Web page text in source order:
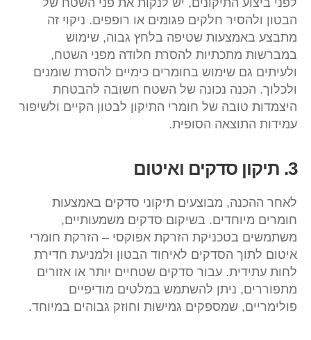
לפני ביצוע התיקונים, יש לנקות את פני השטח של
הבטון ולהסיר חלקים פגומים או רופפים. ניקוי זה
מתבצע באמצעות שטיפה בלחץ גבוה, שימוש
במברשות מתכתיות להסרת חלודה מפני השטח,
ולעיתים גם שימוש בחומרים כימיים להסרת שומנים
ולכלוך. הכנה נכונה של השטח חשובה להבטחת
היצמדות טובה של חומרי התיקון לבטון הקיים ולשיפור
עמידות התוצאה הסופית.
3. תיקון סדקים ואיטום
לאחר ההכנה, מבוצעים תיקוני סדקים באמצעות
חומרים מיוחדים. בשיקום סדקים משמעותיים,
משתמשים בטכניקת הזרקת אפוקסי – הזרקת חומרי
איטום לתוך הסדקים לאיחוד הבטון ולמניעת חדירת
לחות עתידית. עבור סדקים שטחיים יותר או אזורים
מתפוררים, ניתן להשתמש במלטים מודיפיים
פולימריים, שמספקים גמישות וחוזק גבוהים במיוחד.